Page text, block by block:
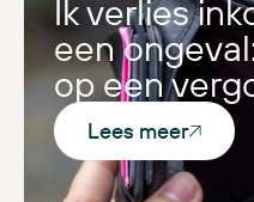
Ik verlies
een
op een
Lees meer